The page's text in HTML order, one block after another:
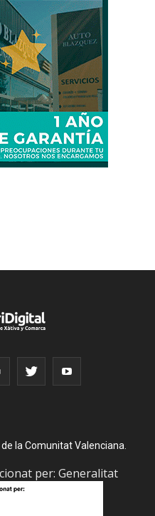
la Comunitat Valenciana.
per: Generalitat